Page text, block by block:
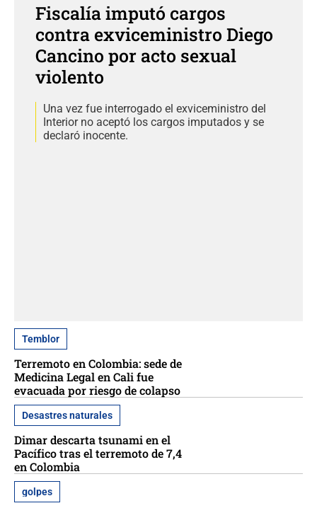
Fiscalía imputó cargos
contra exviceministro Diego
Cancino por acto sexual
violento
Una vez fue interrogado el exviceministro del
Interior no aceptó los cargos imputados y se
declaró inocente.
Temblor
Terremoto en Colombia: sede de
Medicina Legal en Cali fue
evacuada por riesgo de colapso
Desastres naturales
Dimar descarta tsunami en el
Pacífico tras el terremoto de 7,4
en Colombia
golpes